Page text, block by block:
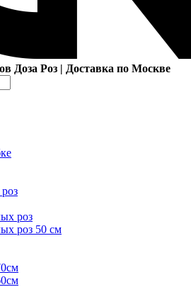
Доза Роз | Доставка по Москве
роз
роз 50 см